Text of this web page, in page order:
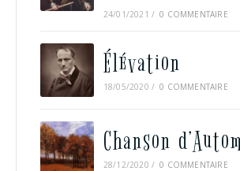
24/01/2021 / 0 COMMENTAIRE
Élévation
18/05/2020 / 0 COMMENTAIRE
Chanson
28/12/2020 / 0 COMMENTAIRE